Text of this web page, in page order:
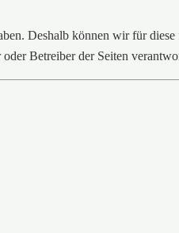
Deshalb können wir für diese
Betreiber der Seiten